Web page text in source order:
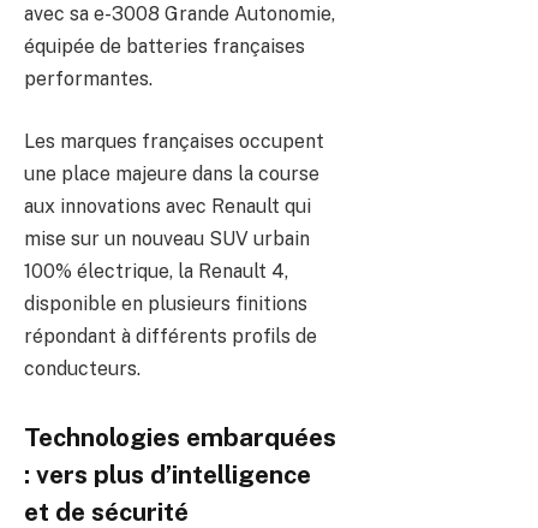
avec sa e-3008 Grande Autonomie,
équipée de batteries françaises
performantes.
Les marques françaises occupent
une place majeure dans la course
aux innovations avec Renault qui
mise sur un nouveau SUV urbain
100% électrique, la Renault 4,
disponible en plusieurs finitions
répondant à différents profils de
conducteurs.
Technologies embarquées
: vers plus d’intelligence
et de sécurité